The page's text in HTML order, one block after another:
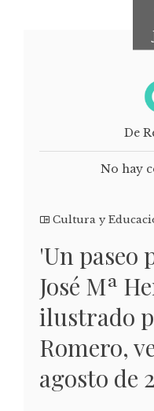
De
No hay
Cultura y
'Un paseo
José Mª
ilustrado
Romero,
agosto de